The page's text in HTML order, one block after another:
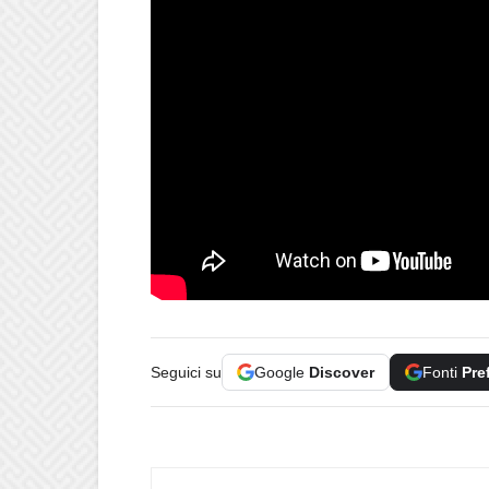
Seguici su Google Discover Fonti